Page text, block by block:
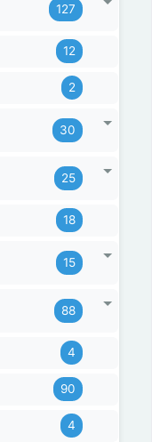
127
12
2
30
25
18
15
88
4
90
4